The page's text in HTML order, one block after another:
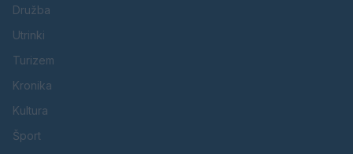
Družba
Utrinki
Turizem
Kronika
Kultura
Šport